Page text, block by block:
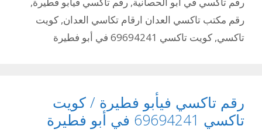
رقم مكتب تاكسي العدان ارقام تكاسي العدان, كويت
تاكسي, كويت تاكسي 69694241 في أبو فطيرة
رقم تاكسي فيأبو فطيرة / كويت
تاكسي 69694241 في أبو فطيرة